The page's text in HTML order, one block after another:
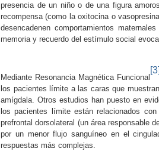
presencia de un niño o de una figura
recompensa (como la oxitocina o
desencadenen comportamientos
memoria y recuerdo del estímulo social
Mediante Resonancia Magnética Funcional
[3]
los pacientes límite a las caras que
amígdala. Otros estudios han puesto en
los pacientes límite están relacionados
prefrontal dorsolateral (un área responsable
por un menor flujo sanguíneo en el
respuestas más complejas.